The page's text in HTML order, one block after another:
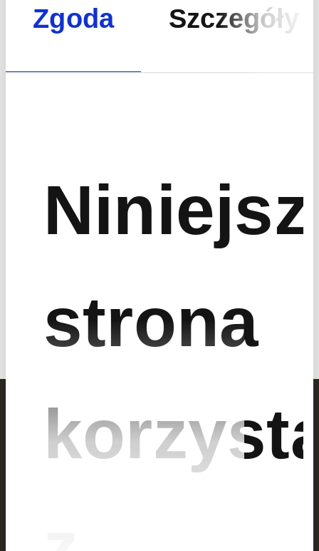
Zgoda Szczegóły
strona
Fracthon
ul. Mogilska 43biuro@fracthon.com
Dział partnerów biznesowych